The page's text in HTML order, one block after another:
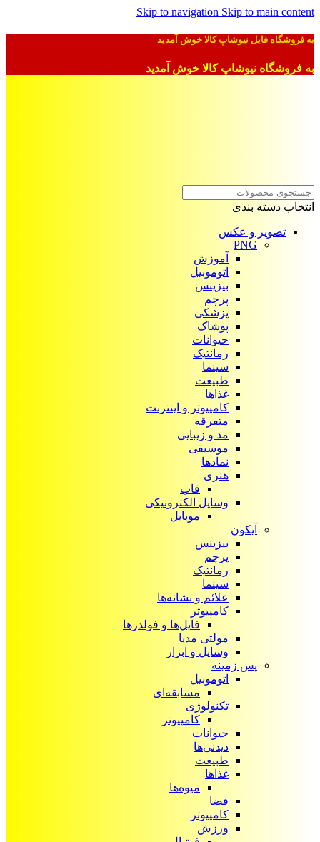
Skip to navigation Skip to main content
به فروشگاه فایل نیوشاپ کالا خوش آمدید
به فروشگاه نیوشاپ کالا خوش آمدید
انتخاب دسته بندی
تصویر و عکس
PNG
آموزش
اتوموبیل
بیزینس
پرچم
پزشکی
پوشاک
حیوانات
رمانتیک
سینما
طبیعت
غذاها
کامپیوتر و اینترنت
متفرقه
مد و زیبایی
موسیقی
نمادها
هنری
قاب
وسایل الکترونیکی
موبایل
آیکون‌
بیزینس
پرچم
رمانتیک
سینما
علائم و نشانه‌ها
کامپیوتر
فایل‌ها و فولدرها
مولتی مدیا
وسایل و ابزار
پس زمینه
اتوموبیل
مسابقه‌ای
تکنولوژی
کامپیوتر
حیوانات
دیدنی‌ها
طبیعت
غذاها
میوه‌ها
فضا
کامپیوتر
ورزش